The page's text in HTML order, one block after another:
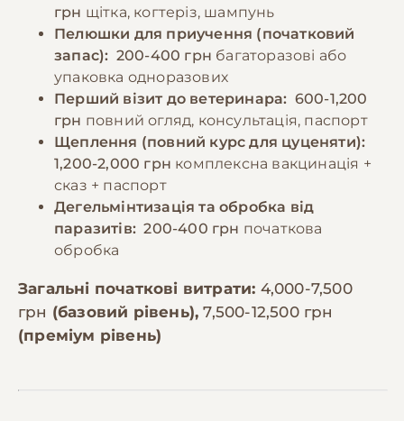
грн щітка, когтеріз, шампунь
Пелюшки для приучення (початковий
запас): 200-400 грн багаторазові або
упаковка одноразових
Перший візит до ветеринара: 600-1,200
грн повний огляд, консультація, паспорт
Щеплення (повний курс для цуценяти):
1,200-2,000 грн комплексна вакцинація +
сказ + паспорт
Дегельмінтизація та обробка від
паразитів: 200-400 грн початкова
обробка
Загальні початкові витрати: 4,000-7,500
грн (базовий рівень),7,500-12,500 грн
(преміум рівень)